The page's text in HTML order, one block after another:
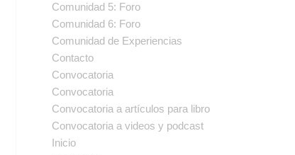
Comunidad 5: Foro
Comunidad 6: Foro
Comunidad de Experiencias
Contacto
Convocatoria
Convocatoria
Convocatoria a artículos para libro
Convocatoria a videos y podcast
Inicio